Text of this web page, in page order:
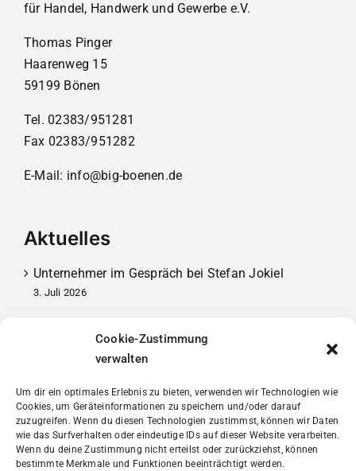
Cookie-Zustimmung
verwalten
Um dir ein optimales Erlebnis zu bieten, verwenden wir Technologien wie
Cookies, um Geräteinformationen zu speichern und/oder darauf
zuzugreifen. Wenn du diesen Technologien zustimmst, können wir Daten
wie das Surfverhalten oder eindeutige IDs auf dieser Website verarbeiten.
Wenn du deine Zustimmung nicht erteilst oder zurückziehst, können
bestimmte Merkmale und Funktionen beeinträchtigt werden.
für Handel, Handwerk und Gewerbe e.V.
Thomas Pinger
Haarenweg 15
59199 Bönen
Tel. 02383/951281
Fax 02383/951282
E-Mail: info@big-boenen.de
Aktuelles
Unternehmer im Gespräch bei Stefan Jokiel
3. Juli 2026
Unternehmer im Gespräch bei Förster
20. Februar 2026